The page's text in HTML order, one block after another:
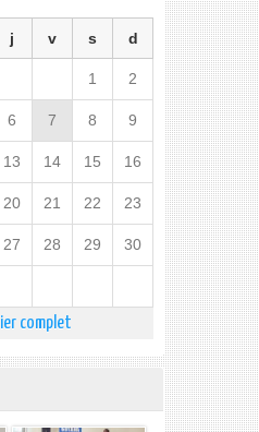
j v s d
1 2
6 7 8 9
13 14 15 16
20 21 22 23
27 28 29 30
complet